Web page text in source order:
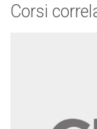
Corsi